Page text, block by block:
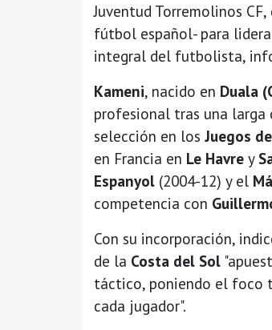
Juventud Torremolinos
fútbol español- para
integral del futbolista,
Kameni, nacido en Duala
profesional tras una larga
selección en los Juegos
en Francia en Le Havre y
Espanyol (2004-12) y el
competencia con
Con su incorporación,
de la Costa del Sol
táctico, poniendo el foco
cada jugador".